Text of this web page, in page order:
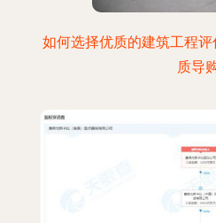
如何选择优质的建筑工程
质导